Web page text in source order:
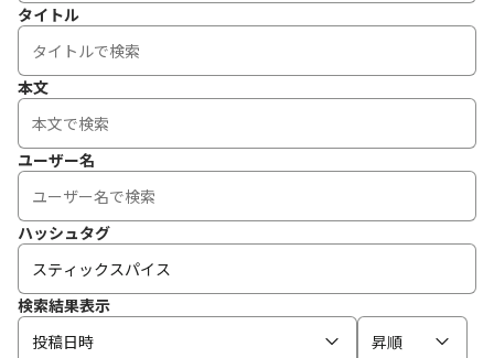
タイトル
本文
ユーザー名
ハッシュタグ
検索結果表示
投稿日時
昇順